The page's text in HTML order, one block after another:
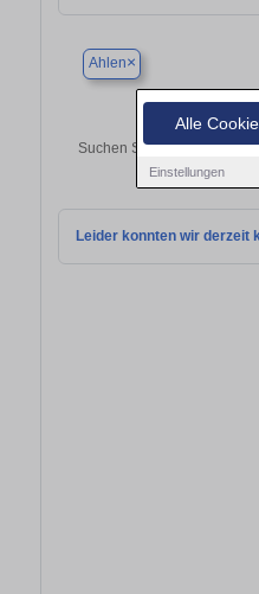
Alle
Einstellungen
Ahlen×
Suchen Sie in Ahlen einen
Leider konnten wir derzeit